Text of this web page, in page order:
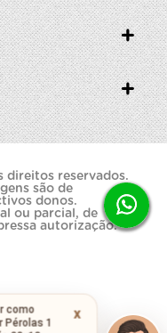
direitos reservados.
são de
donos.
ou parcial, de
autorização.